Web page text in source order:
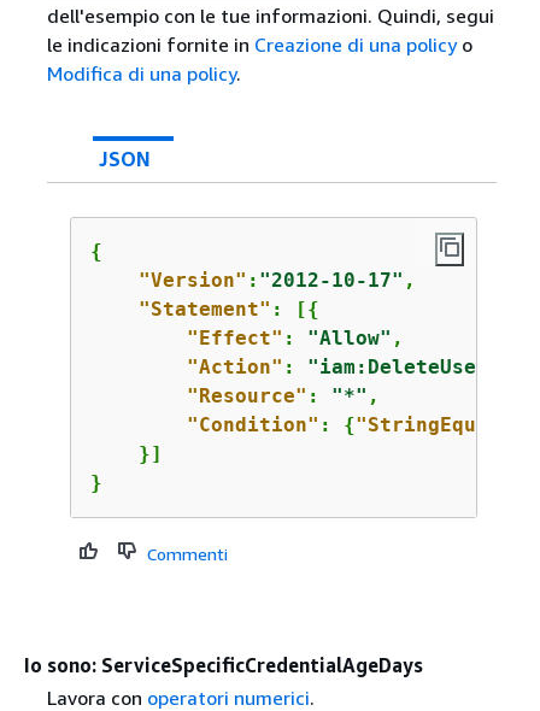
dell'esempio con le tue informazioni. Quindi, segui
le indicazioni fornite in Creazione di una policyo
Modifica di una policy.
JSON
{
"Version" : "2012-10-17" ,
"Statement" : [{
"Effect" : "Allow" ,
"Action" : "iam:DeleteUser"
"Resource" : "*" ,
"Condition" : {"StringEquals"
    }]
}
Commenti
Io sono: ServiceSpecificCredentialAgeDays
Lavora con operatori numerici.